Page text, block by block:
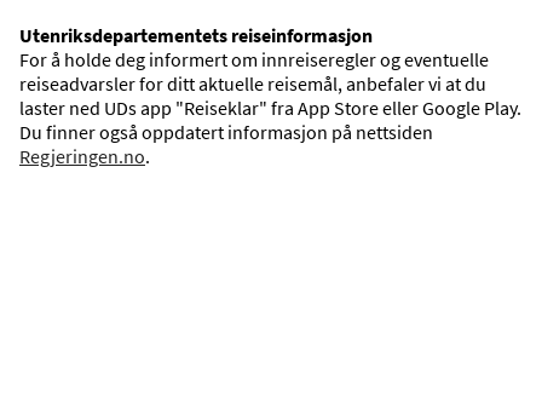
Maho Beach
En reise med Ving til Maho Beach innebærer fine
Utenriksdepartementets reiseinformasjon
For å holde deg informert om innreiseregler og eventuelle
reiseadvarsler for ditt aktuelle reisemål, anbefaler vi at du
laster ned UDs app "Reiseklar" fra App Store eller Google Play.
Du finner også oppdatert informasjon på nettsiden
Regjeringen.no.